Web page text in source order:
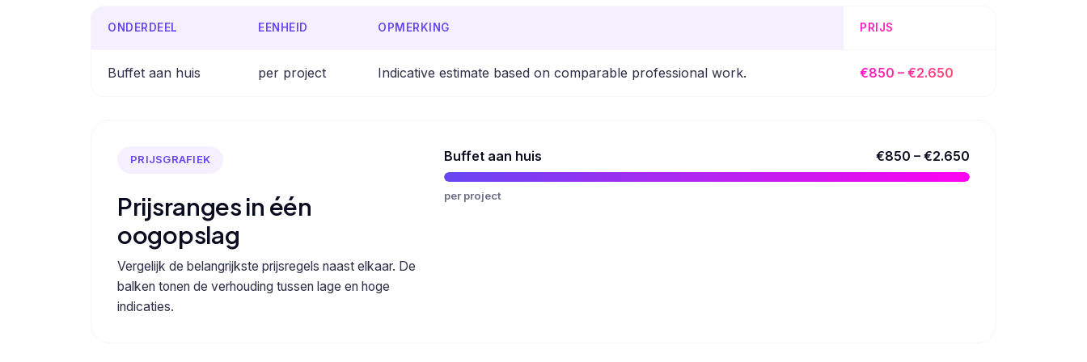
ONDERDEEL EENHEID OPMERKING PRIJS
Buffet aan huis per project Indicative estimate based on comparable professional work. €850 – €2.650
PRIJSGRAFIEK
Prijsranges in één
oogopslag
Vergelijk de belangrijkste prijsregels naast elkaar. De
balken tonen de verhouding tussen lage en hoge
indicaties.
Buffet aan huis €850 – €2.650
per project